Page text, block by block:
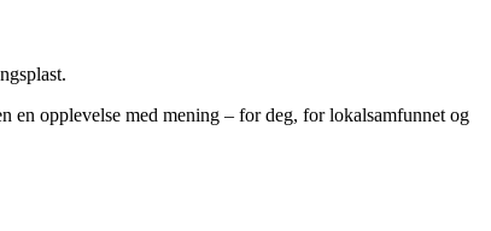
en opplevelse med mening – for deg, for lokalsamfunnet og